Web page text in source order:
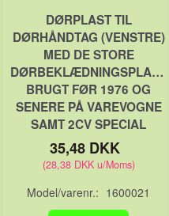
DØRPLAST TIL
DØRHÅNDTAG (VENSTRE)
MED DE STORE
DØRBEKLÆDNINGSPLADER
BRUGT FØR 1976 OG
SENERE PÅ VAREVOGNE
SAMT 2CV SPECIAL
35,48 DKK
(28,38 DKKu/Moms)
Model/varenr.: 1600021